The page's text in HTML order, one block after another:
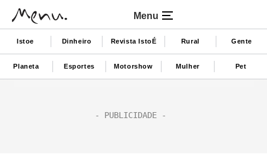
Menu
Istoe Dinheiro Revista IstoÉ Rural Gente
Planeta Esportes Motorshow Mulher Pet